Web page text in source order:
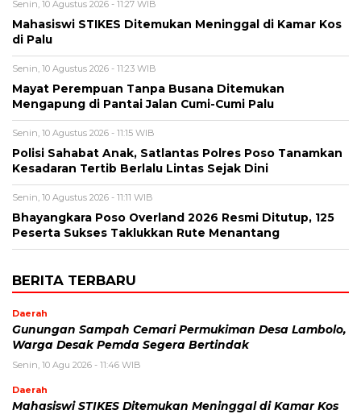
Senin, 10 Agustus 2026 - 11:27 WIB
Mahasiswi STIKES Ditemukan Meninggal di Kamar Kos
di Palu
Senin, 10 Agustus 2026 - 11:23 WIB
Mayat Perempuan Tanpa Busana Ditemukan
Mengapung di Pantai Jalan Cumi-Cumi Palu
Senin, 10 Agustus 2026 - 11:15 WIB
Polisi Sahabat Anak, Satlantas Polres Poso Tanamkan
Kesadaran Tertib Berlalu Lintas Sejak Dini
Senin, 10 Agustus 2026 - 11:11 WIB
Bhayangkara Poso Overland 2026 Resmi Ditutup, 125
Peserta Sukses Taklukkan Rute Menantang
BERITA TERBARU
Daerah
Gunungan Sampah Cemari Permukiman Desa Lambolo,
Warga Desak Pemda Segera Bertindak
Senin, 10 Agu 2026 - 11:46 WIB
Daerah
Mahasiswi STIKES Ditemukan Meninggal di Kamar Kos